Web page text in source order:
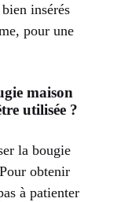
insérés
pour une
maison
utilisée ?
la bougie
obtenir
à patienter